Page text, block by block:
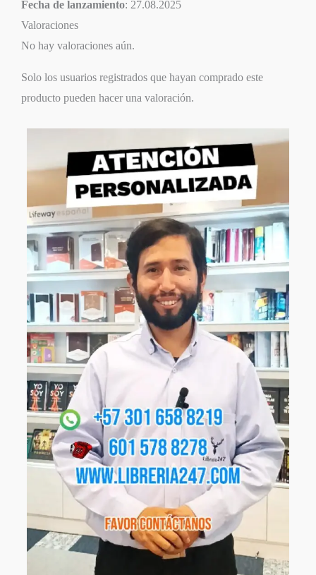
Fecha de lanzamiento: 27.08.2025
Valoraciones
No hay valoraciones aún.
Solo los usuarios registrados que hayan comprado este
producto pueden hacer una valoración.